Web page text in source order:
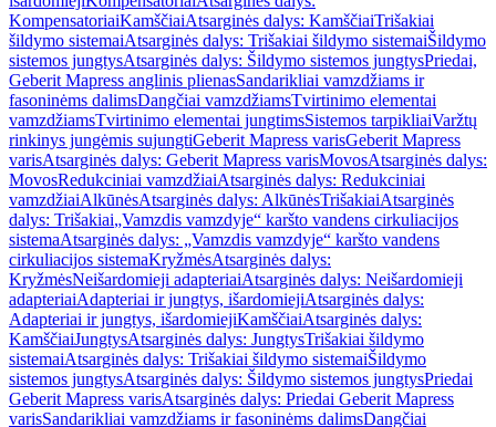
KompensatoriaiKamščiaiAtsarginės dalys: KamščiaiTrišakiai
šildymo sistemaiAtsarginės dalys: Trišakiai šildymo sistemaiŠildymo
sistemos jungtysAtsarginės dalys: Šildymo sistemos jungtysPriedai,
Geberit Mapress anglinis plienasSandarikliai vamzdžiams ir
fasoninėms dalimsDangčiai vamzdžiamsTvirtinimo elementai
vamzdžiamsTvirtinimo elementai jungtimsSistemos tarpikliaiVaržtų
rinkinys jungėmis sujungtiGeberit Mapress varisGeberit Mapress
varisAtsarginės dalys: Geberit Mapress varisMovosAtsarginės dalys:
MovosRedukciniai vamzdžiaiAtsarginės dalys: Redukciniai
vamzdžiaiAlkūnėsAtsarginės dalys: AlkūnėsTrišakiaiAtsarginės
dalys: Trišakiai„Vamzdis vamzdyje“ karšto vandens cirkuliacijos
sistemaAtsarginės dalys: „Vamzdis vamzdyje“ karšto vandens
cirkuliacijos sistemaKryžmėsAtsarginės dalys:
KryžmėsNeišardomieji adapteriaiAtsarginės dalys: Neišardomieji
adapteriaiAdapteriai ir jungtys, išardomiejiAtsarginės dalys:
Adapteriai ir jungtys, išardomiejiKamščiaiAtsarginės dalys:
KamščiaiJungtysAtsarginės dalys: JungtysTrišakiai šildymo
sistemaiAtsarginės dalys: Trišakiai šildymo sistemaiŠildymo
sistemos jungtysAtsarginės dalys: Šildymo sistemos jungtysPriedai
Geberit Mapress varisAtsarginės dalys: Priedai Geberit Mapress
varisSandarikliai vamzdžiams ir fasoninėms dalimsDangčiai